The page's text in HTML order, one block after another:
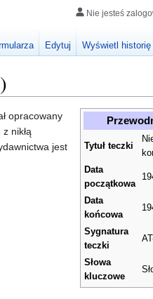
Tytuł teczki
Data
początkowa
Data
końcowa
Sygnatura
teczki
Słowa
kluczowe
opracowany
nikłą
jest
Nie jesteś
Edytuj Wyświetl historię